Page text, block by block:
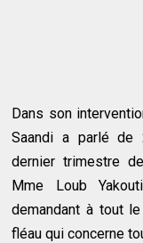
Dans son
Saandi a parlé de
dernier trimestre
Mme Loub
demandant à tout
fléau qui concerne